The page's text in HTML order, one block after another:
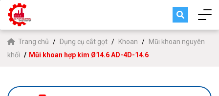
Trang chủ Dụng cụ cắt gọt Khoan
Mũi khoan nguyên
khối
Mũi khoan hợp kim Ø14.6 AD-4D-14.6